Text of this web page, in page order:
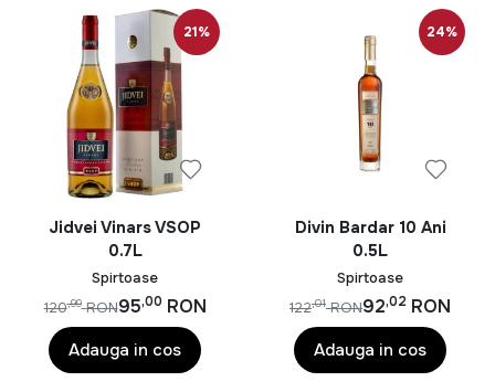
21%
Jidvei Vinars VSOP
0.7L
Spirtoase
95,00 RON
120,99 RON
Adauga in cos
24%
Divin Bardar 10 Ani
0.5L
Spirtoase
92,02 RON
122,01 RON
Adauga in cos